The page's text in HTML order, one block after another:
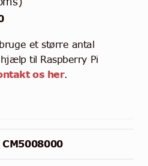
et større antal
til Raspberry Pi
os her.
CM5008000